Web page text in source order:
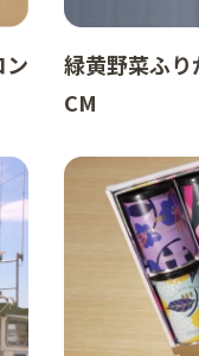
ン
緑黄野菜ふ
CM